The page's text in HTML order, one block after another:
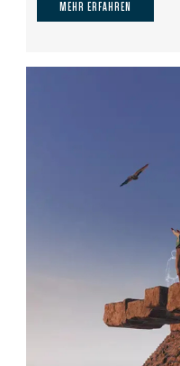
MEHR ERFAHREN